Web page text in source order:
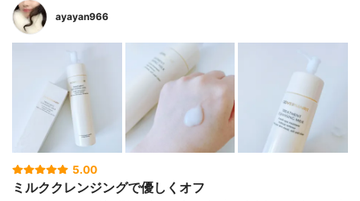
ayayan966
5.00
ミルククレンジングで優しくオフ